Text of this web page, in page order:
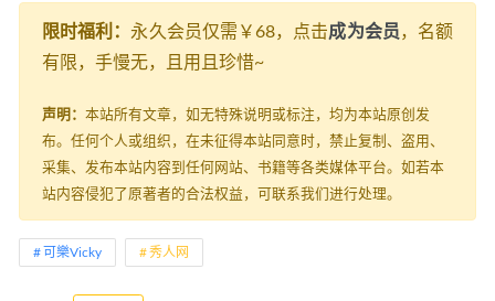
限时福利： 永久会员仅需￥68，点击成为会员，名额
有限，手慢无，且用且珍惜~
声明： 本站所有文章，如无特殊说明或标注，均为本站原创发
布。任何个人或组织，在未征得本站同意时，禁止复制、盗用、
采集、发布本站内容到任何网站、书籍等各类媒体平台。如若本
站内容侵犯了原著者的合法权益，可联系我们进行处理。
可樂Vicky 秀人网